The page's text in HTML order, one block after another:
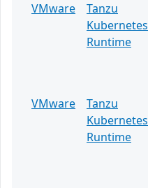
VMware
Tanzu
Kubernetes
Runtime
VMware
Tanzu
Kubernetes
Runtime